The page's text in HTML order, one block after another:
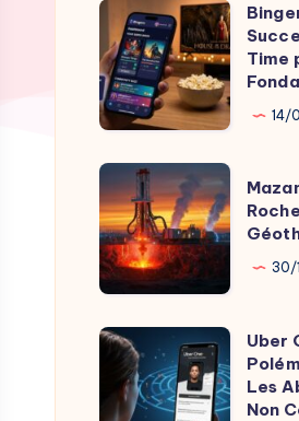
Bingers
Le
Successeur
de
TV
Time
par
Son
Fondateur
Time
14/
Mazama
Perce
Roches
Chaudes
Géothermie
30/
Uber
One
Uber
Les
Non